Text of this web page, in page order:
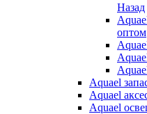
Назад
оптом
Aquael
Aquael
Aquael